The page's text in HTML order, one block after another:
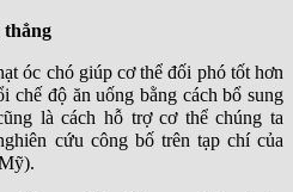
thẳng
óc chó giúp cơ thể đối phó tốt hơn
chế độ ăn uống bằng cách bổ sung
là cách hỗ trợ cơ thể chúng ta
cứu công bố trên tạp chí của